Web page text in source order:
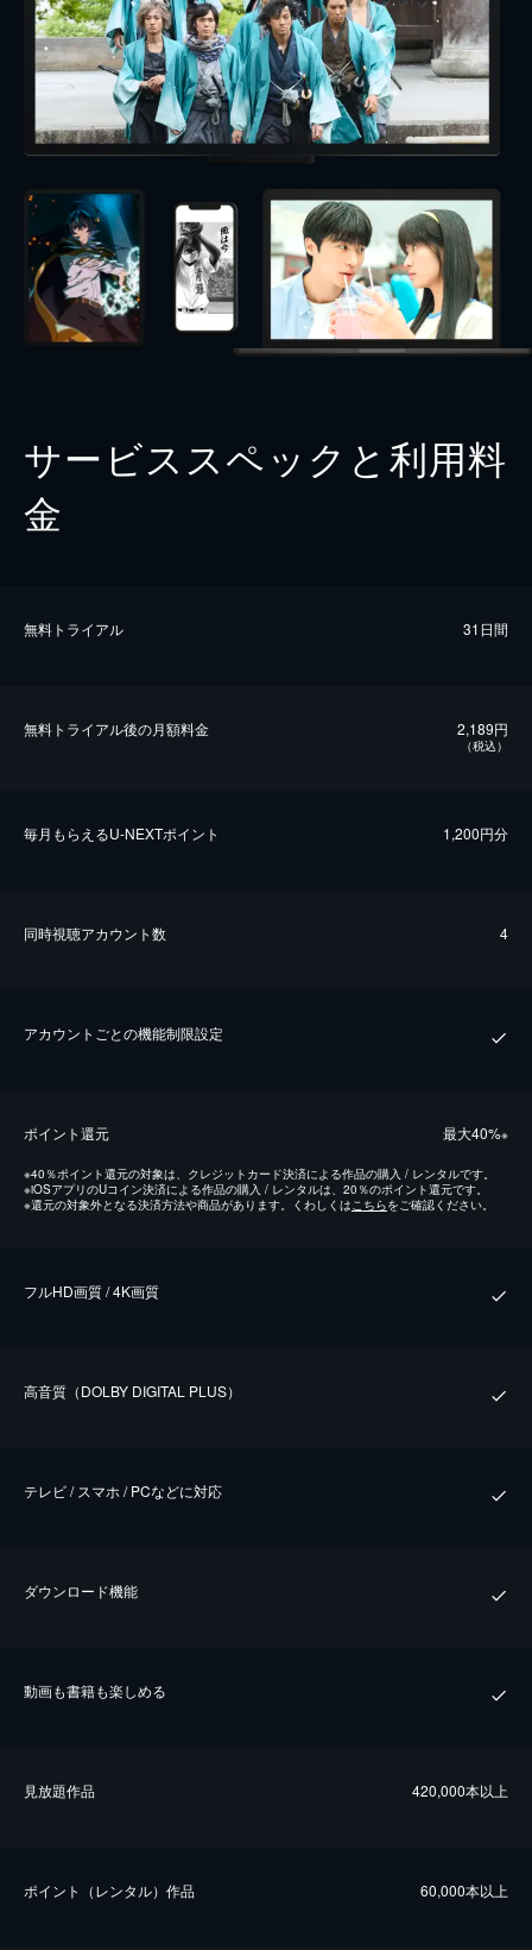
サービススペックと利用料
金
無料トライアル 31日間
無料トライアル後の⽉額料金 2,189円
（税込）
毎⽉もらえるU-NEXTポイント 1,200円分
同時視聴アカウント数 4
アカウントごとの機能制限設定
ポイント還元 最⼤40%※
※40％ポイント還元の対象は、クレジットカード決済による作品の購入 / レンタルです。
※iOSアプリのUコイン決済による作品の購入 / レンタルは、20％のポイント還元です。
※還元の対象外となる決済方法や商品があります。くわしくはこちらをご確認ください。
フルHD画質 / 4K画質
⾼⾳質（DOLBY DIGITAL PLUS）
テレビ / スマホ / PCなどに対応
ダウンロード機能
動画も書籍も楽しめる
⾒放題作品 420,000本以上
ポイント（レンタル）作品 60,000本以上